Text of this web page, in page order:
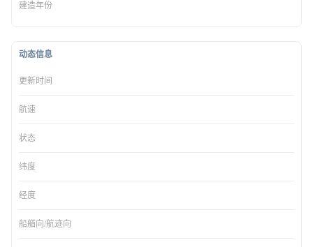
建造年份
动态信息
更新时间
航速
状态
纬度
经度
船艏向/航迹向